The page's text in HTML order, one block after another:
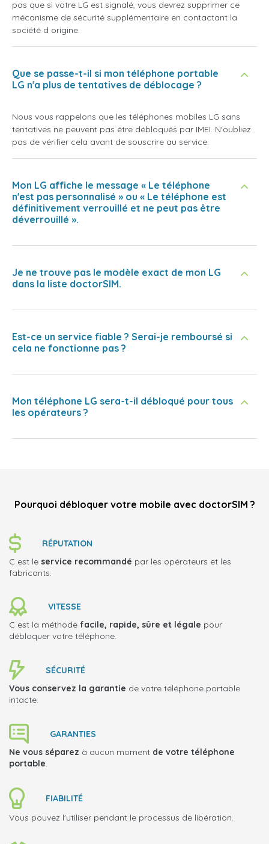
pas que si votre LG est signalé, vous devrez supprimer ce
mécanisme de sécurité supplémentaire en contactant la
société d origine.
Que se passe-t-il si mon téléphone portable
LG n'a plus de tentatives de déblocage ?
Nous vous rappelons que les téléphones mobiles LG sans
tentatives ne peuvent pas être débloqués par IMEI. N'oubliez
pas de vérifier cela avant de souscrire au service.
Mon LG affiche le message « Le téléphone
n'est pas personnalisé » ou « Le téléphone est
définitivement verrouillé et ne peut pas être
déverrouillé ».
Je ne trouve pas le modèle exact de mon LG
dans la liste doctorSIM.
Est-ce un service fiable ? Serai-je remboursé si
cela ne fonctionne pas ?
Mon téléphone LG sera-t-il débloqué pour tous
les opérateurs ?
Pourquoi débloquer votre mobile avec doctorSIM ?
RÉPUTATION
C est le service recommandé par les opérateurs et les
fabricants.
VITESSE
C est la méthode facile, rapide, sûre et légale pour
débloquer votre téléphone.
SÉCURITÉ
Vous conservez la garantie de votre téléphone portable
intacte.
GARANTIES
Ne vous séparez à aucun moment de votre téléphone
portable.
FIABILITÉ
Vous pouvez l'utiliser pendant le processus de libération.